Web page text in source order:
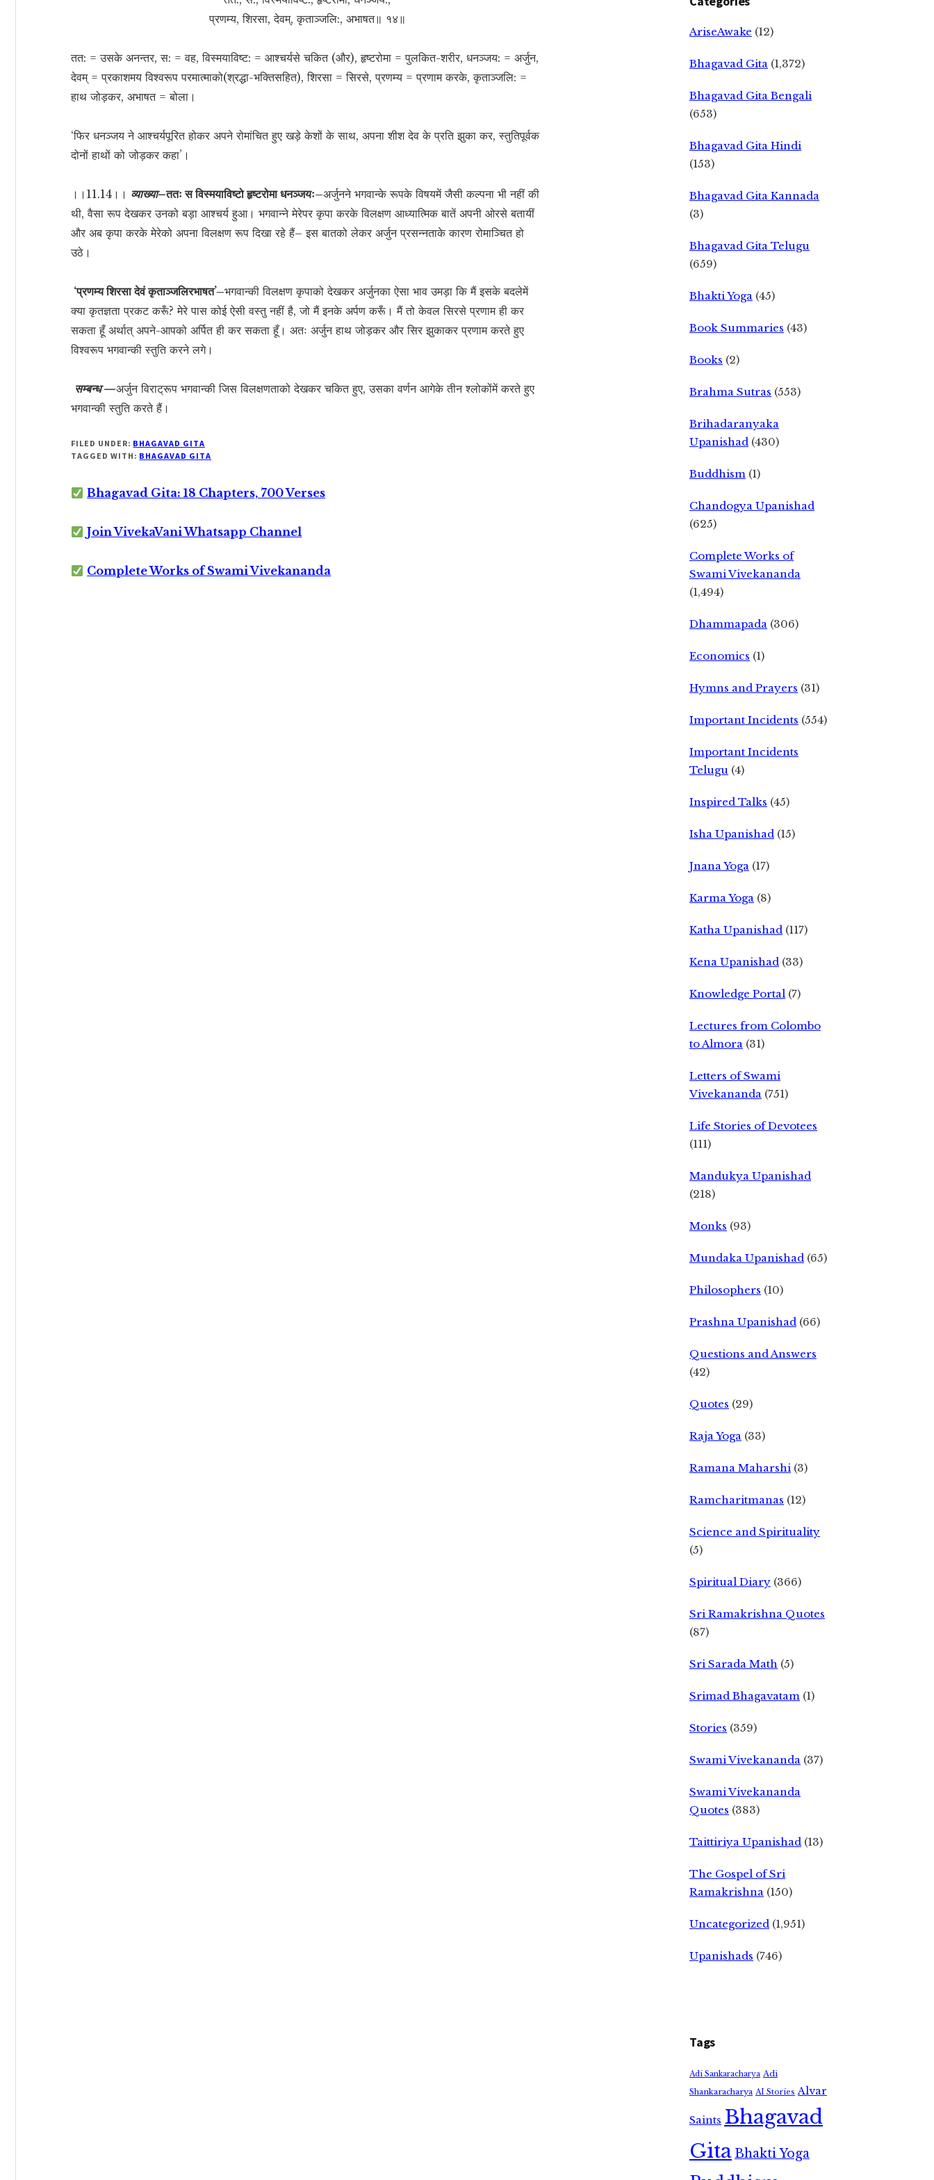
प्रणम्य, शिरसा, देवम्, कृताञ्जलि:, अभाषत॥ १४॥
तत: = उसके अनन्तर, स: = वह, विस्मयाविष्ट: = आश्चर्यसे चकित (और), हृष्टरोमा = पुलकित-शरीर, धनञ्जय: = अर्जुन,
देवम् = प्रकाशमय विश्वरूप परमात्माको(श्रद्धा-भक्तिसहित), शिरसा = सिरसे, प्रणम्य = प्रणाम करके, कृताञ्जलि: =
हाथ जोड़कर, अभाषत = बोला।
‘फिर धनञ्जय ने आश्चर्यपूरित होकर अपने रोमांचित हुए खड़े केशों के साथ, अपना शीश देव के प्रति झुका कर, स्तुतिपूर्वक
दोनों हाथों को जोड़कर कहा’।
।।11.14।। व्याख्या–ततः स विस्मयाविष्टो हृष्टरोमा धनञ्जयः–अर्जुनने भगवान्के रूपके विषयमें जैसी कल्पना भी नहीं की
थी, वैसा रूप देखकर उनको बड़ा आश्चर्य हुआ। भगवान्ने मेरेपर कृपा करके विलक्षण आध्यात्मिक बातें अपनी ओरसे बतायीं
और अब कृपा करके मेरेको अपना विलक्षण रूप दिखा रहे हैं– इस बातको लेकर अर्जुन प्रसन्नताके कारण रोमाञ्चित हो
उठे।
‘प्रणम्य शिरसा देवं कृताञ्जलिरभाषत’–भगवान्की विलक्षण कृपाको देखकर अर्जुनका ऐसा भाव उमड़ा कि मैं इसके बदलेमें
क्या कृतज्ञता प्रकट करूँ? मेरे पास कोई ऐसी वस्तु नहीं है, जो मैं इनके अर्पण करूँ। मैं तो केवल सिरसे प्रणाम ही कर
सकता हूँ अर्थात् अपने-आपको अर्पित ही कर सकता हूँ। अतः अर्जुन हाथ जोड़कर और सिर झुकाकर प्रणाम करते हुए
विश्वरूप भगवान्की स्तुति करने लगे।
सम्बन्ध —अर्जुन विराट्रूप भगवान्की जिस विलक्षणताको देखकर चकित हुए, उसका वर्णन आगेके तीन श्लोकोंमें करते हुए
भगवान्की स्तुति करते हैं।
FILED UNDER: BHAGAVAD GITA
TAGGED WITH: BHAGAVAD GITA
Bhagavad Gita: 18 Chapters, 700 Verses
Join VivekaVani Whatsapp Channel
Complete Works of Swami Vivekananda
AriseAwake (12)
Bhagavad Gita (1,372)
Bhagavad Gita Bengali
(653)
Bhagavad Gita Hindi
(153)
Bhagavad Gita Kannada
(3)
Bhagavad Gita Telugu
(659)
Bhakti Yoga (45)
Book Summaries (43)
Books (2)
Brahma Sutras (553)
Brihadaranyaka
Upanishad (430)
Buddhism (1)
Chandogya Upanishad
(625)
Complete Works of
Swami Vivekananda
(1,494)
Dhammapada (306)
Economics (1)
Hymns and Prayers (31)
Important Incidents (554)
Important Incidents
Telugu (4)
Inspired Talks (45)
Isha Upanishad (15)
Jnana Yoga (17)
Karma Yoga (8)
Katha Upanishad (117)
Kena Upanishad (33)
Knowledge Portal (7)
Lectures from Colombo
to Almora (31)
Letters of Swami
Vivekananda (751)
Life Stories of Devotees
(111)
Mandukya Upanishad
(218)
Monks (93)
Mundaka Upanishad (65)
Philosophers (10)
Prashna Upanishad (66)
Questions and Answers
(42)
Quotes (29)
Raja Yoga (33)
Ramana Maharshi (3)
Ramcharitmanas (12)
Science and Spirituality
(5)
Spiritual Diary (366)
Sri Ramakrishna Quotes
(87)
Sri Sarada Math (5)
Srimad Bhagavatam (1)
Stories (359)
Swami Vivekananda (37)
Swami Vivekananda
Quotes (383)
Taittiriya Upanishad (13)
The Gospel of Sri
Ramakrishna (150)
Uncategorized (1,951)
Upanishads (746)
Tags
Adi Sankaracharya Adi
Shankaracharya AI Stories Alvar
Saints Bhagavad
GitaBhakti Yoga